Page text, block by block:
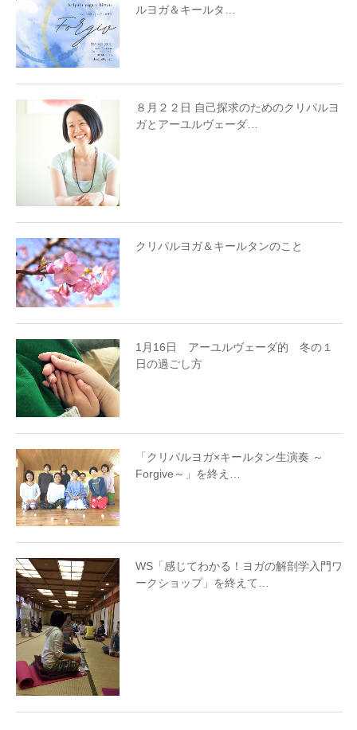
ルヨガ＆キールタ…
８月２２日 自己探求のためのクリパルヨ
ガとアーユルヴェーダ…
クリパルヨガ＆キールタンのこと
1月16日 アーユルヴェーダ的 冬の１
日の過ごし方
「クリパルヨガ×キールタン生演奏 ～
Forgive～」を終え…
WS「感じてわかる！ヨガの解剖学入門ワ
ークショップ」を終えて…